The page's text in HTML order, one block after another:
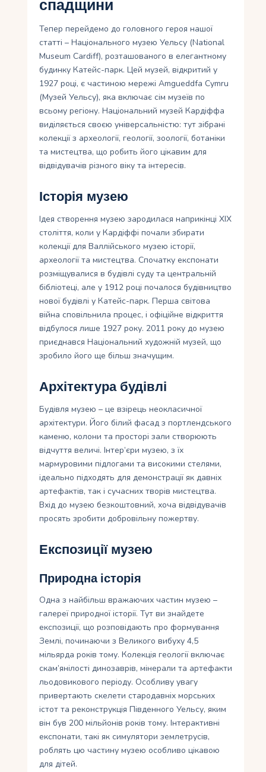
спадщини
Тепер перейдемо до головного героя нашої
статті – Національного музею Уельсу (National
Museum Cardiff), розташованого в елегантному
будинку Катейс-парк. Цей музей, відкритий у
1927 році, є частиною мережі Amgueddfa Cymru
(Музей Уельсу), яка включає сім музеїв по
всьому регіону. Національний музей Кардіффа
виділяється своєю універсальністю: тут зібрані
колекції з археології, геології, зоології, ботаніки
та мистецтва, що робить його цікавим для
відвідувачів різного віку та інтересів.
Історія музею
Ідея створення музею зародилася наприкінці XIX
століття, коли у Кардіффі почали збирати
колекції для Валлійського музею історії,
археології та мистецтва. Спочатку експонати
розміщувалися в будівлі суду та центральній
бібліотеці, але у 1912 році почалося будівництво
нової будівлі у Катейс-парк. Перша світова
війна сповільнила процес, і офіційне відкриття
відбулося лише 1927 року. 2011 року до музею
приєднався Національний художній музей, що
зробило його ще більш значущим.
Архітектура будівлі
Будівля музею – це взірець неокласичної
архітектури. Його білий фасад з портлендського
каменю, колони та просторі зали створюють
відчуття величі. Інтер’єри музею, з їх
мармуровими підлогами та високими стелями,
ідеально підходять для демонстрації як давніх
артефактів, так і сучасних творів мистецтва.
Вхід до музею безкоштовний, хоча відвідувачів
просять зробити добровільну пожертву.
Експозиції музею
Природна історія
Одна з найбільш вражаючих частин музею –
галереї природної історії. Тут ви знайдете
експозиції, що розповідають про формування
Землі, починаючи з Великого вибуху 4,5
мільярда років тому. Колекція геології включає
скам’янілості динозаврів, мінерали та артефакти
льодовикового періоду. Особливу увагу
привертають скелети стародавніх морських
істот та реконструкція Південного Уельсу, яким
він був 200 мільйонів років тому. Інтерактивні
експонати, такі як симулятори землетрусів,
роблять цю частину музею особливо цікавою
для дітей.